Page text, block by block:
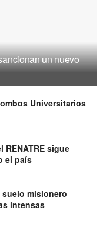
un nuevo
Universitarios
RENATRE sigue
el país
misionero
intensas